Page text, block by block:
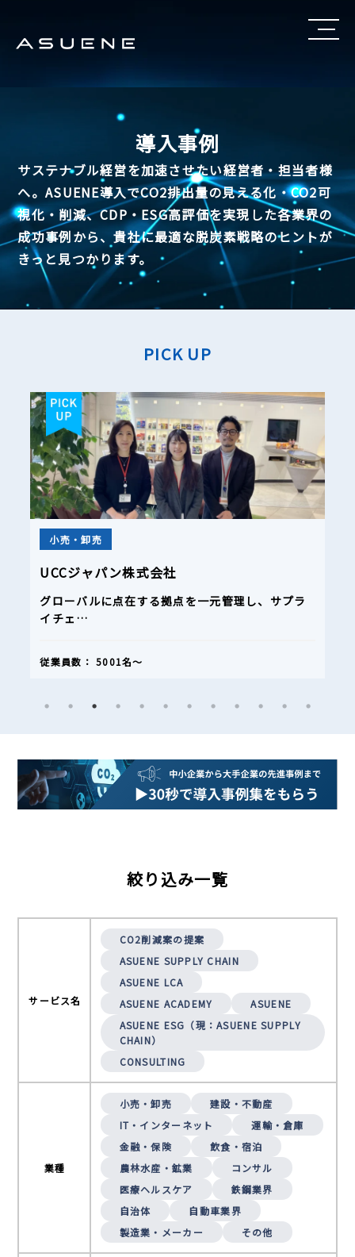
導入事例
サステナブル経営を加速させたい経営者・担当者様
へ。 ASUENE導入でCO2排出量の見える化・CO2可
視化・削減、CDP・ESG高評価を実現した各業界の
成功事例から、貴社に最適な脱炭素戦略のヒントが
きっと見つかります。
PICK UP
拠点を一元管理し、サプラ 信頼性の高い「ASUENE
絞り込み一覧
サービス名
CO2削減案の提案
ASUENE SUPPLY CHAIN
ASUENE LCA
ASUENE ACADEMY
ASUENE
ASUENE ESG（現：ASUENE SUPPLY
CHAIN）
CONSULTING
業種
小売・卸売
建設・不動産
IT・インターネット
運輸・倉庫
金融・保険
飲食・宿泊
農林水産・鉱業
コンサル
医療ヘルスケア
鉄鋼業界
自治体
自動車業界
製造業・メーカー
その他